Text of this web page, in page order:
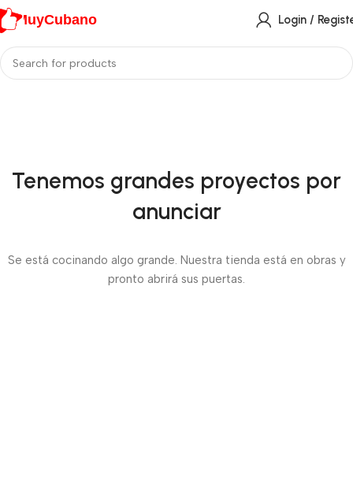
MuyCubano Login /
Tenemos grandes proyectos por
anunciar
Se está cocinando algo grande. Nuestra tienda está en obras y
pronto abrirá sus puertas.